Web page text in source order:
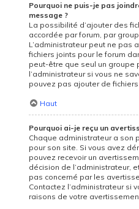
Pourquoi ne puis-je pas
message ?
La possibilité d’ajouter des
accordée par forum, par
L’administrateur peut ne pas
fichiers joints pour le forum
peut-être que seul un groupe
l’administrateur si vous ne
pouvez pas ajouter de
Haut
Pourquoi ai-je reçu un
Chaque administrateur a son
pour son site. Si vous avez
pouvez recevoir un
décision de l’administrateur,
pas concerné par les
Contactez l’administrateur si
raisons de votre